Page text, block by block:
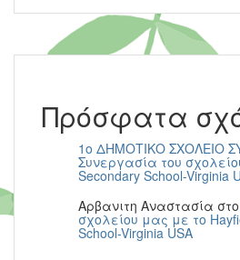
Πρόσφατα
1ο ΔΗΜΟΤΙΚΟ ΣΧΟΛΕΙΟ
Συνεργασία του
Secondary School-Virginia
Αρβανιτη Αναστασία στο
σχολείου μας με το
School-Virginia USA